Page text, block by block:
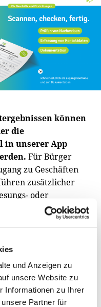
und Anzeigen zu
unsere Website zu
Informationen zu Ihrer
Partner für
können
die
in unserer App
Für Bürger
zu Geschäften
zusätzlicher
oder
Code auf das
für
lassen sich
speichern.